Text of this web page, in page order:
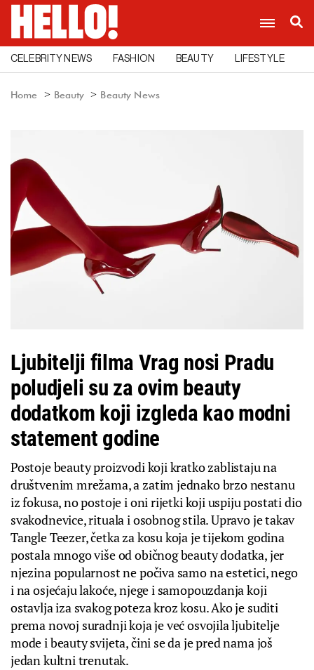
CELEBRITY NEWS FASHION BEAUTY LIFESTYLE
Home Beauty Beauty News
Ljubitelji filma Vrag nosi Pradu
poludjeli su za ovim beauty
dodatkom koji izgleda kao modni
statement godine
Postoje beauty proizvodi koji kratko zablistaju na
društvenim mrežama, a zatim jednako brzo nestanu
iz fokusa, no postoje i oni rijetki koji uspiju postati dio
svakodnevice, rituala i osobnog stila. Upravo je takav
Tangle Teezer, četka za kosu koja je tijekom godina
postala mnogo više od običnog beauty dodatka, jer
njezina popularnost ne počiva samo na estetici, nego
i na osjećaju lakoće, njege i samopouzdanja koji
ostavlja iza svakog poteza kroz kosu. Ako je suditi
prema novoj suradnji koja je već osvojila ljubitelje
mode i beauty svijeta, čini se da je pred nama još
jedan kultni trenutak.